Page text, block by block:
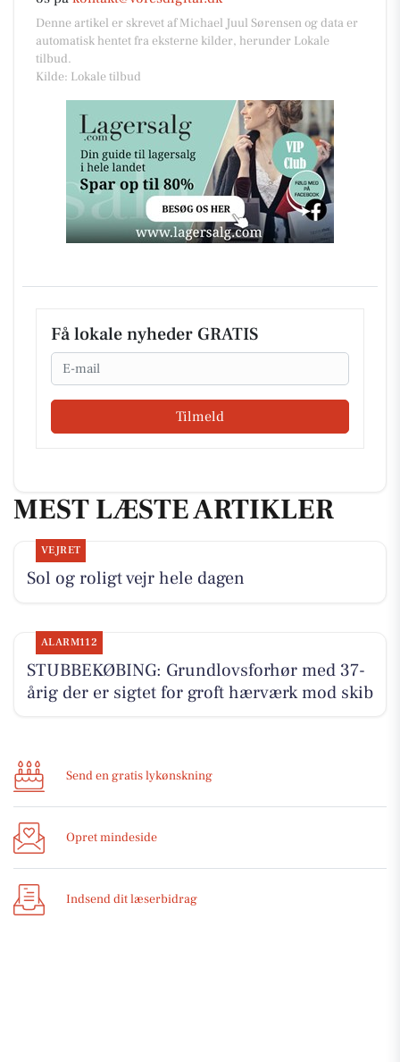
Denne artikel er skrevet af Michael Juul Sørensen og data er
automatisk hentet fra eksterne kilder, herunder Lokale
tilbud.
Kilde: Lokale tilbud
Få lokale nyheder GRATIS
Email
Tilmeld
MEST LÆSTE ARTIKLER
VEJRET
Sol og roligt vejr hele dagen
ALARM112
STUBBEKØBING: Grundlovsforhør med 37-
årig der er sigtet for groft hærværk mod skib
Send en gratis lykønskning
Opret mindeside
Indsend dit læserbidrag